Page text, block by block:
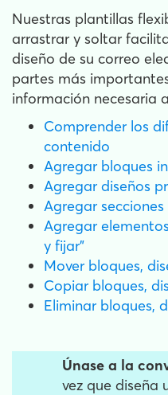
Nuestras plantillas
arrastrar y soltar
diseño de su correo
partes más
información necesaria
Comprender los
contenido
Agregar bloques
Agregar diseños
Agregar secciones
Agregar
y fijar"
Mover bloques,
Copiar bloques,
Eliminar bloques,
Únase a la
vez que diseña